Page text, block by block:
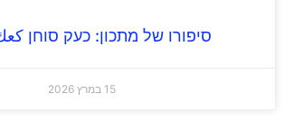
סיפורו של מתכון: כעק סוחן